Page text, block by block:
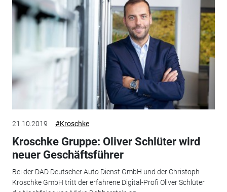
21.10.2019 #Kroschke
Kroschke Gruppe: Oliver Schlüter wird
neuer Geschäftsführer
Bei der DAD Deutscher Auto Dienst GmbH und der Christoph
Kroschke GmbH tritt der erfahrene Digital-Profi Oliver Schlüter